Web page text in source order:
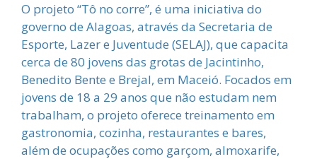
O projeto “Tô no corre”, é uma iniciativa do
governo de Alagoas, através da Secretaria de
Esporte, Lazer e Juventude (SELAJ), que capacita
cerca de 80 jovens das grotas de Jacintinho,
Benedito Bente e Brejal, em Maceió. Focados em
jovens de 18 a 29 anos que não estudam nem
trabalham, o projeto oferece treinamento em
gastronomia, cozinha, restaurantes e bares,
além de ocupações como garçom, almoxarife,